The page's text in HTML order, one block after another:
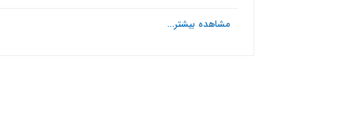
مشاهده بیشتر...